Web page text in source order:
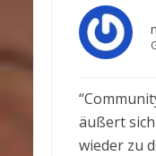
äußert
wieder zu